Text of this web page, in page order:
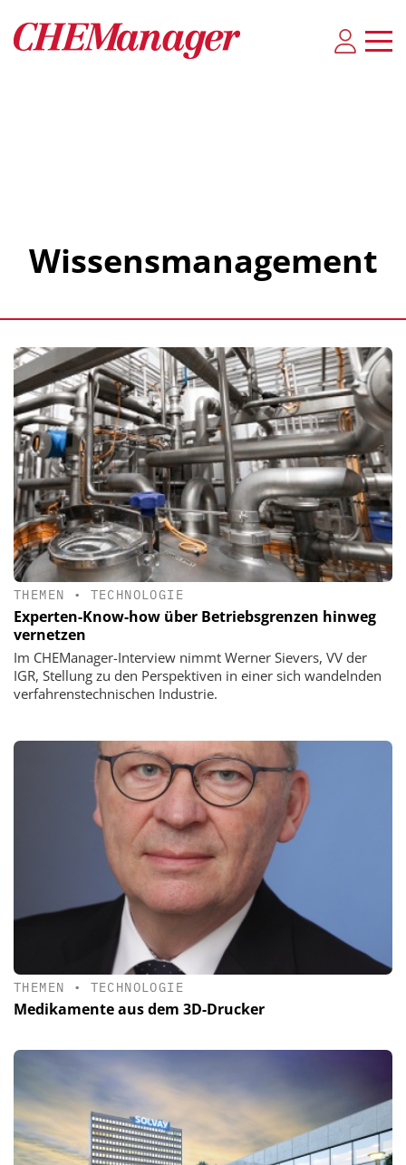
Wissensmanagement
THEMEN • TECHNOLOGIE
Experten-Know-how über Betriebsgrenzen hinweg
vernetzen
Im CHEManager-Interview nimmt Werner Sievers, VV der
IGR, Stellung zu den Perspektiven in einer sich wandelnden
verfahrenstechnischen Industrie.
THEMEN • TECHNOLOGIE
Medikamente aus dem 3D-Drucker